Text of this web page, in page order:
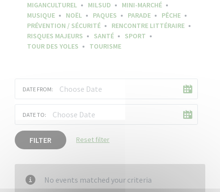
MIGANCULTUREL
MILSUD
MINI-MARCHÉ
MUSIQUE
NOËL PAQUES PARADE
PÊCHE
PRÉVENTION / SÉCURITÉ
RENCONTRE LITTÉRAIRE
RISQUES MAJEURS
SANTÉ
SPORT
TOUR DES YOLES
TOURISME
DATE FROM:
DATE TO:
FILTER Reset filter
No events matched your criteria